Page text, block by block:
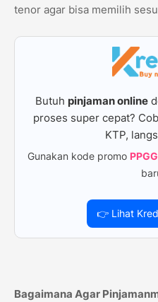
tenor agar bisa memilih
Butuh pinjaman online
proses super cepat?
KTP,
Gunakan kode promo
👉 Lihat
Bagaimana Agar